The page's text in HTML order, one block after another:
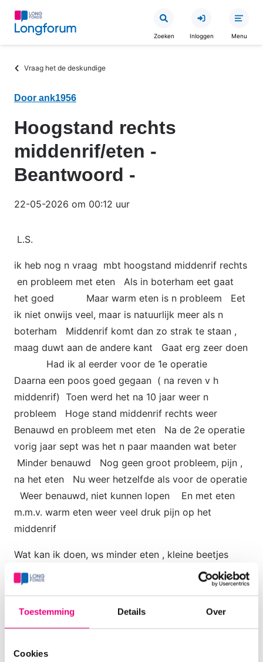
Toestemming Details Over
Cookies
Overslaan
inhoud
Zoeken Inloggen Menu
Kruimelpad
Vraag het de deskundige
Door ank1956
Hoogstand rechts
middenrif/eten -
Beantwoord -
22-05-2026 om 00:12 uur
L.S.
ik heb nog n vraag mbt hoogstand middenrif rechts
en probleem met eten Als in boterham eet gaat
het goed Maar warm eten is n probleem Eet
ik niet onwijs veel, maar is natuurlijk meer als n
boterham Middenrif komt dan zo strak te staan ,
maag duwt aan de andere kant Gaat erg zeer doen
Had ik al eerder voor de 1e operatie
Daarna een poos goed gegaan ( na reven v h
middenrif) Toen werd het na 10 jaar weer n
probleem Hoge stand middenrif rechts weer
Benauwd en probleem met eten Na de 2e operatie
vorig jaar sept was het n paar maanden wat beter
Minder benauwd Nog geen groot probleem, pijn ,
na het eten Nu weer hetzelfde als voor de operatie
Weer benauwd, niet kunnen lopen En met eten
m.m.v. warm eten weer veel druk pijn op het
middenrif
Wat kan ik doen, ws minder eten , kleine beetjes
Gedurende dag begint de pijn, druk ook al, maar na
avond eten erg
Is er hier advies voor? Weet niet goed wat te doen
Wil ook niet zeuren
Vr gr Ank